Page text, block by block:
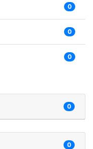
0
0
0
0
0